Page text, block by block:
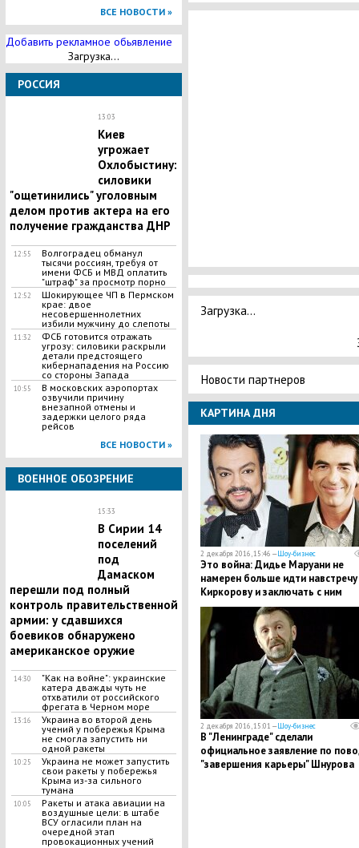
ВСЕ НОВОСТИ »
Добавить рекламное обьявление
Загрузка...
РОССИЯ
13:03
Киев
угрожает
Охлобыстину:
силовики
"ощетинились" уголовным
делом против актера на его
получение гражданства ДНР
12:55
Волгоградец обманул
тысячи россиян, требуя от
имени ФСБ и МВД оплатить
"штраф" за просмотр порно
12:52
Шокирующее ЧП в Пермском
крае: двое
несовершеннолетних
избили мужчину до слепоты
11:32
ФСБ готовится отражать
угрозу: силовики раскрыли
детали предстоящего
кибернападения на Россию
со стороны Запада
10:55
В московских аэропортах
озвучили причину
внезапной отмены и
задержки целого ряда
рейсов
ВСЕ НОВОСТИ »
ВОЕННОЕ ОБОЗРЕНИЕ
15:33
В Сирии 14
поселений
под
Дамаском
перешли под полный
контроль правительственной
армии: у сдавшихся
боевиков обнаружено
американское оружие
14:30
"Как на войне": украинские
катера дважды чуть не
отхватили от российского
фрегата в Черном море
13:16
Украина во второй день
учений у побережья Крыма
не смогла запустить ни
одной ракеты
10:25
Украина не может запустить
свои ракеты у побережья
Крыма из-за сильного
тумана
10:05
Ракеты и атака авиации на
воздушные цели: в штабе
ВСУ огласили план на
очередной этап
провокационных учений
Загрузка...
Новости партнеров
КАРТИНА ДНЯ
2 декабря 2016, 15:46 —Шоу-бизнес
Это война: Дидье Маруани не
намерен больше идти навстречу
Киркорову и заключать с ним
мировое соглашение
2 декабря 2016, 15:01 —Шоу-бизнес
В "Ленинграде" сделали
официальное заявление по
"завершения карьеры" Шнурова